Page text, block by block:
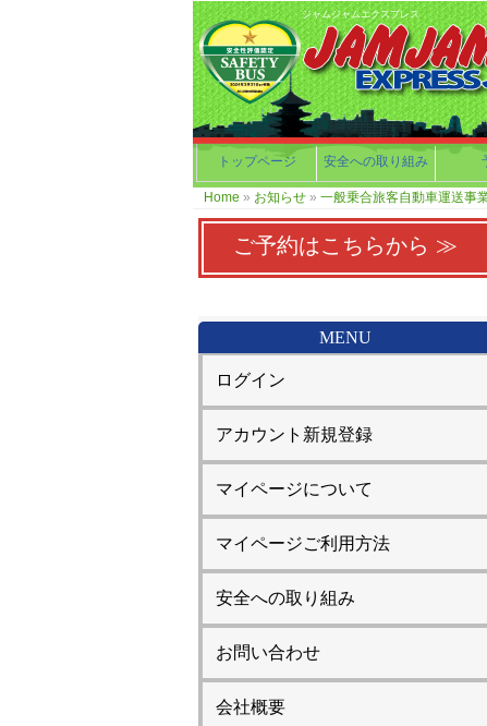
ジャムジャムエクスプレス
トップページ 安全への取り組み
Home » お知らせ » 一般乗合旅客自動車運送事
ご予約はこちらから ≫
MENU
ログイン
アカウント新規登録
マイページについて
マイページご利用方法
安全への取り組み
お問い合わせ
会社概要